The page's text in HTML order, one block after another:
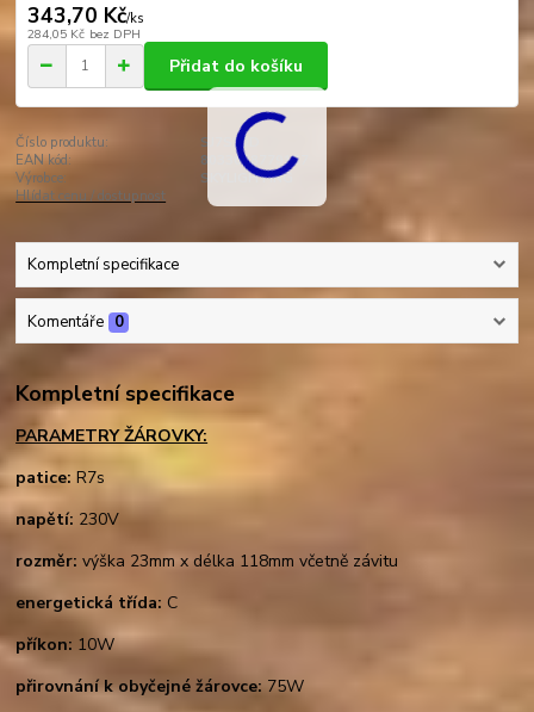
343,70 Kč/ks
284,05 Kč bez DPH
Přidat do košíku
Číslo produktu:
SJ7S10D
EAN kód:
8033638779187
Výrobce:
SKYLIGHTING
Hlídat cenu / dostupnost
Kompletní specifikace
Komentáře 0
Kompletní specifikace
PARAMETRY ŽÁROVKY:
patice: R7s
napětí: 230V
rozměr: výška 23mm x délka 118mm včetně závitu
energetická třída: C
příkon: 10W
přirovnání k obyčejné žárovce: 75W